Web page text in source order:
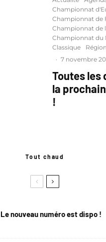
Championnat
Championnat de
Championnat de
Championnat du
Classique
· 7 novembre
Toutes les
la
!
Tout chaud
Le nouveau numéro est dispo !